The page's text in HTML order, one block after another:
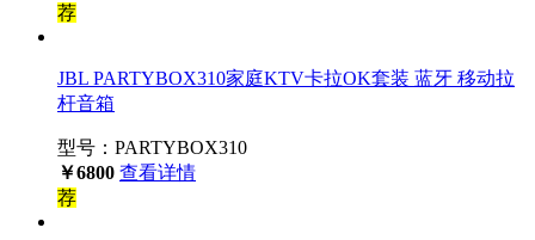
荐
JBL PARTYBOX310家庭KTV卡拉OK套装 蓝牙 移动拉
杆音箱
型号：PARTYBOX310
￥6800 查看详情
荐